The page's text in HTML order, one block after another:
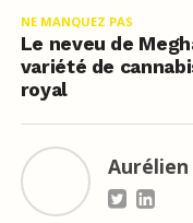
NE MANQUEZ PAS
Le neveu de
variété de
royal
Aurélien